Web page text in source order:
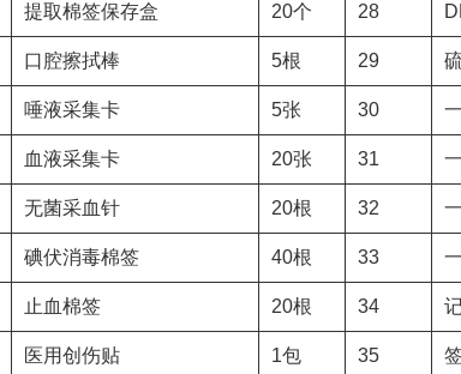
提取棉签保存盒 20个 28
口腔擦拭棒 5根 29
唾液采集卡 5张 30
血液采集卡 20张 31
无菌采血针 20根 32
碘伏消毒棉签 40根 33
止血棉签 20根 34
医用创伤贴 1包 35